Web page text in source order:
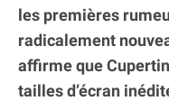
les premières
radicalement
affirme que
tailles d’écran